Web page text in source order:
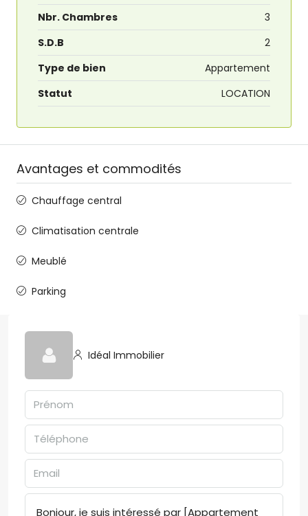
Nbr. Chambres
3
S.D.B
2
Type de bien
Appartement
Statut
LOCATION
Avantages et commodités
Chauffage central
Climatisation centrale
Meublé
Parking
Idéal Immobilier